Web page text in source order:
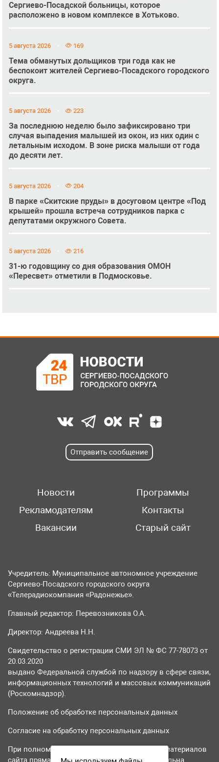
Сергиево-Посадской больницы, которое
расположено в новом комплексе в Хотьково.
5 августа 2026 169
Тема обманутых дольщиков три года как не
беспокоит жителей Сергиево-Посадского городского
округа.
5 августа 2026 223
За последнюю неделю было зафиксировано три
случая выпадения малышей из окон, из них один с
летальным исходом. В зоне риска малыши от года
до десяти лет.
5 августа 2026 204
В парке «Скитские пруды» в досуговом центре «Под
крышей» прошла встреча сотрудников парка с
депутатами окружного Совета.
5 августа 2026 216
31-ю годовщину со дня образования ОМОН
«Пересвет» отметили в Подмосковье.
Отправить сообщение
Новости
Программы
Рекламодателям
Контакты
Вакансии
Старый сайт
Учредитель: Муниципальное автономное учреждение
Сергиево-Посадского городского округа
«Телерадиокомпания «Радонежье».
Главный редактор: Перевозникова О.А.
Директор: Андреева Н.Н.
Свидетельство о регистрации СМИ ЭЛ № ФС 77-78073 от
20.03.2020
выдано Федеральной службой по надзору в сфере связи,
информационных технологий и массовых коммуникаций
(Роскомнадзор).
Положение об обработке персональных данных
Согласие на обработку персональных данных
При полном или частичном использовании материалов
сайта прямая гиперссылка на tvr24.tv обязательна.